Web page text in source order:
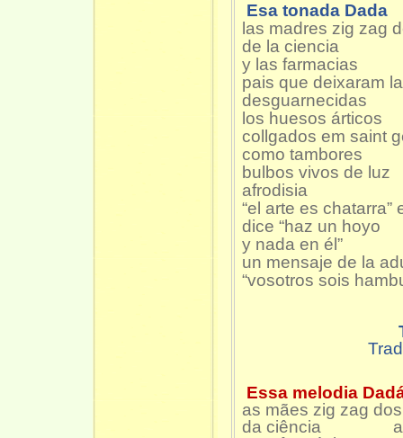
Esa tonada Dada
las madres zig zag
de la ciencia las
y las farmacias
pais que deixaram
desguarnecidas
los huesos árticos
collgados em saint
como tambores
bulbos vivos de luz
afrodisia
“el arte es chatarra”
dice “haz un hoyo
y nada en él”
un mensaje de la
“vosotros sois
Essa melodia
as mães zig zag
da ciência as